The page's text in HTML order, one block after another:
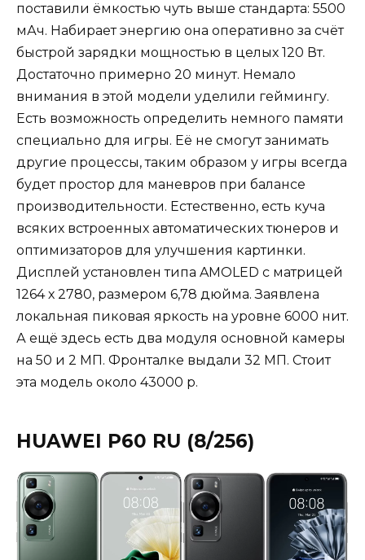
поставили ёмкостью чуть выше стандарта: 5500
мАч. Набирает энергию она оперативно за счёт
быстрой зарядки мощностью в целых 120 Вт.
Достаточно примерно 20 минут. Немало
внимания в этой модели уделили геймингу.
Есть возможность определить немного памяти
специально для игры. Её не смогут занимать
другие процессы, таким образом у игры всегда
будет простор для маневров при балансе
производительности. Естественно, есть куча
всяких встроенных автоматических тюнеров и
оптимизаторов для улучшения картинки.
Дисплей установлен типа AMOLED с матрицей
1264 х 2780, размером 6,78 дюйма. Заявлена
локальная пиковая яркость на уровне 6000 нит.
А ещё здесь есть два модуля основной камеры
на 50 и 2 МП. Фронталке выдали 32 МП. Стоит
эта модель около 43000 р.
HUAWEI P60 RU (8/256)